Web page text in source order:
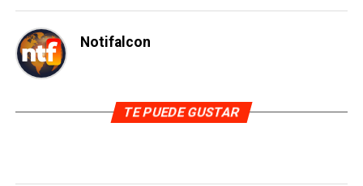
Notifalcon
TE PUEDE GUSTAR